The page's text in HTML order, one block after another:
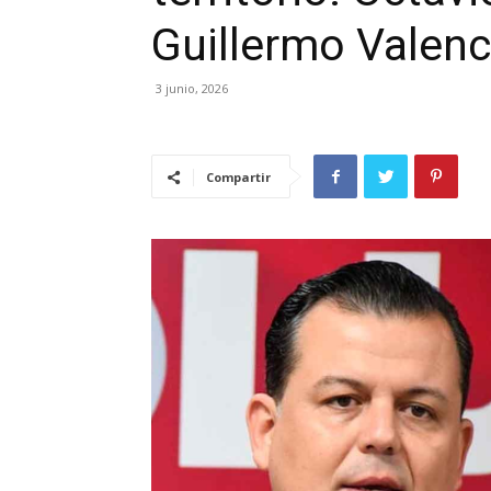
Guillermo
3 junio, 2026
Compartir